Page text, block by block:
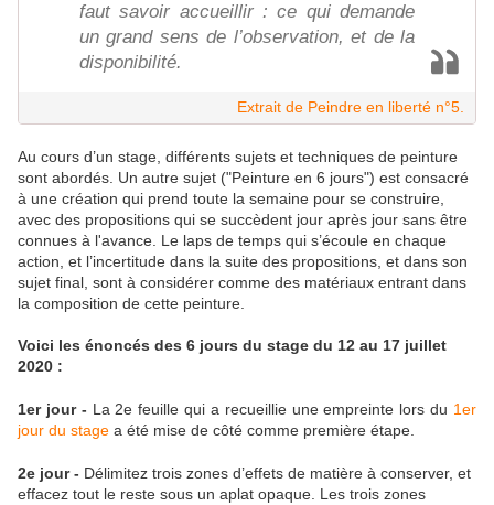
faut savoir accueillir : ce qui demande
un grand sens de l’observation, et de la
disponibilité.
Extrait de Peindre en liberté n°5.
Au cours d’un stage, différents sujets et techniques de peinture
sont abordés. Un autre sujet ("Peinture en 6 jours") est consacré
à une création qui prend toute la semaine pour se construire,
avec des propositions qui se succèdent jour après jour sans être
connues à l'avance. Le laps de temps qui s’écoule en chaque
action, et l’incertitude dans la suite des propositions, et dans son
sujet final, sont à considérer comme des matériaux entrant dans
la composition de cette peinture.
Voici les énoncés des 6 jours du stage du 12 au 17 juillet
2020 :
1er jour - La 2e feuille qui a recueillie une empreinte lors du 1er
jour du stage a été mise de côté comme première étape.
2e jour - Délimitez trois zones d’effets de matière à conserver, et
effacez tout le reste sous un aplat opaque. Les trois zones